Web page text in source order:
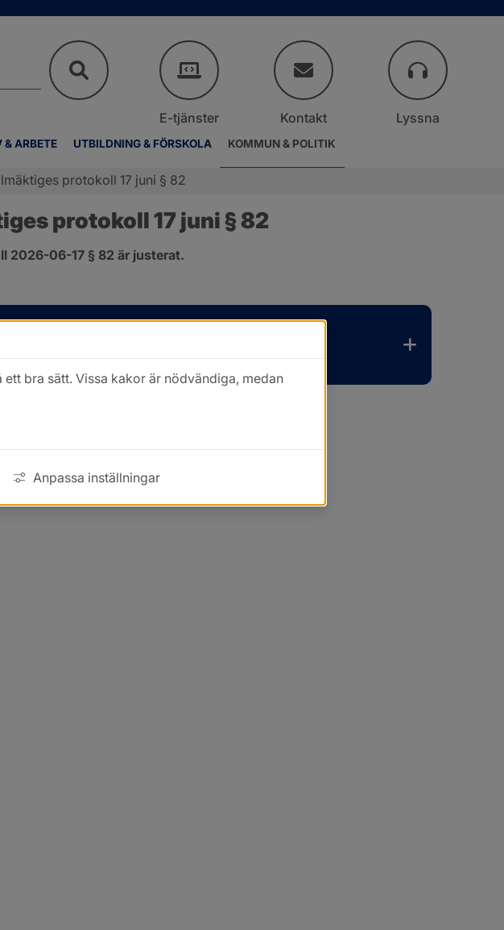
& ARBETE UTBILDNING & FÖRSKOLA KOMMUN & POLITIK
E-tjänster Kontakt Lyssna
protokoll 17 juni § 82
protokoll 17 juni § 82
2026-06-17 § 82 är justerat.
öppnas i nytt fönster.
bra sätt. Vissa kakor är nödvändiga, medan
Anpassa inställningar